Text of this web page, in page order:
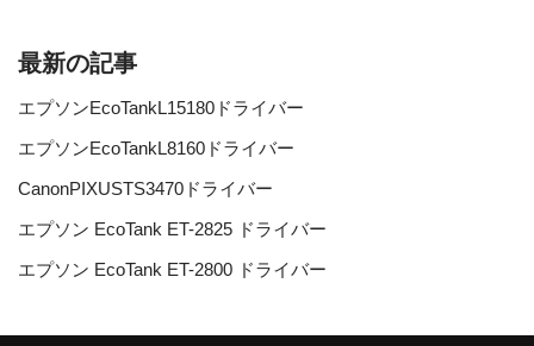
最新の記事
エプソンEcoTankL15180ドライバー
エプソンEcoTankL8160ドライバー
CanonPIXUSTS3470ドライバー
エプソン EcoTank ET-2825 ドライバー
エプソン EcoTank ET-2800 ドライバー